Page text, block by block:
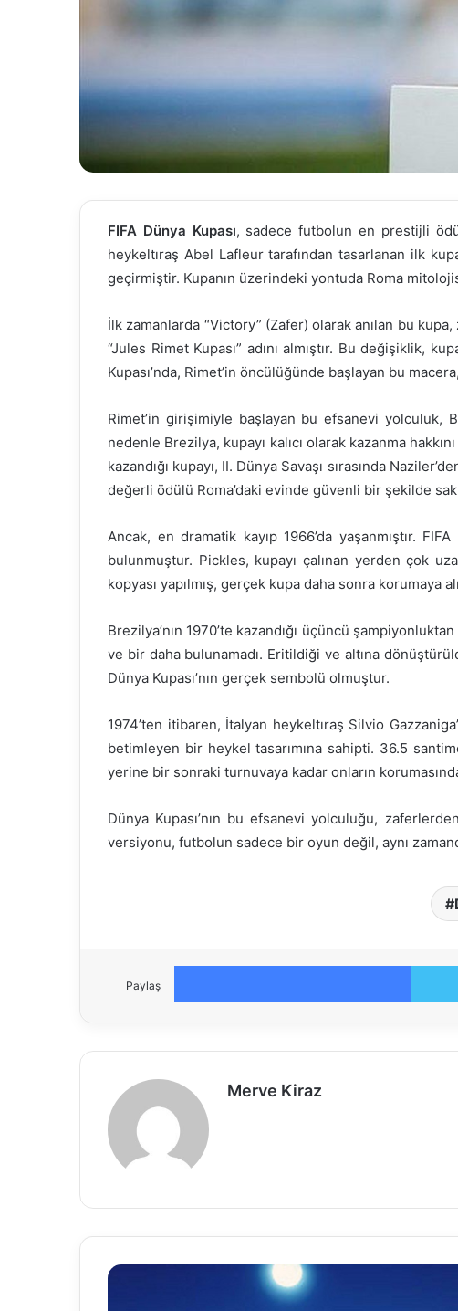
FIFA Dünya Kupası, sadece futbolun en prestijli
heykeltıraş Abel Lafleur tarafından tasarlanan ilk
geçirmiştir. Kupanın üzerindeki yontuda Roma
İlk zamanlarda “Victory” (Zafer) olarak anılan bu
“Jules Rimet Kupası” adını almıştır. Bu değişiklik,
Kupası’nda, Rimet’in öncülüğünde başlayan bu
Rimet’in girişimiyle başlayan bu efsanevi yolculuk,
nedenle Brezilya, kupayı kalıcı olarak kazanma
kazandığı kupayı, II. Dünya Savaşı sırasında
değerli ödülü Roma’daki evinde güvenli bir şekilde
Ancak, en dramatik kayıp 1966’da yaşanmıştır.
bulunmuştur. Pickles, kupayı çalınan yerden çok
kopyası yapılmış, gerçek kupa daha sonra korumaya
Brezilya’nın 1970’te kazandığı üçüncü
ve bir daha bulunamadı. Eritildiği ve altına
Dünya Kupası’nın gerçek sembolü olmuştur.
1974’ten itibaren, İtalyan heykeltıraş Silvio
betimleyen bir heykel tasarımına sahipti. 36.5
yerine bir sonraki turnuvaya kadar onların
Dünya Kupası’nın bu efsanevi yolculuğu,
versiyonu, futbolun sadece bir oyun değil, aynı
Paylaş
Facebook
Merve Kiraz